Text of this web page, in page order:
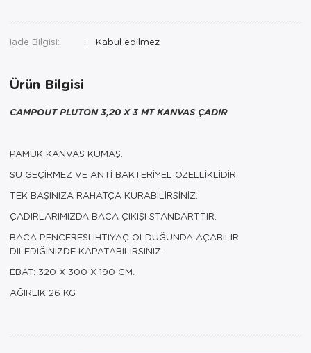
İade Bilgisi:
Ürün Bilgisi
CAMPOUT PLUTON 3,20 X 3 MT KANVAS ÇADIR
PAMUK KANVAS KUMAŞ.
SU GEÇİRMEZ VE ANTİ BAKTERİYEL ÖZELLİKLİDİR.
TEK BAŞINIZA RAHATÇA KURABİLİRSİNİZ.
ÇADIRLARIMIZDA BACA ÇIKIŞI STANDARTTIR.
BACA PENCERESİ İHTİYAÇ OLDUĞUNDA AÇABİLİR
DİLEDİĞİNİZDE KAPATABİLİRSİNİZ.
EBAT: 320 X 300 X 190 CM.
AĞIRLIK 26 KG